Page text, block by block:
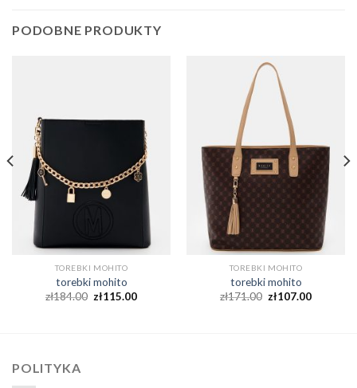
PODOBNE PRODUKTY
TOREBKI MOHITO
torebki mohito
zł184.00 zł115.00
TOREBKI MOHITO
torebki mohito
zł171.00 zł107.00
POLITYKA